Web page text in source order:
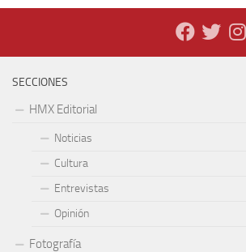
SECCIONES
HMX Editorial
Noticias
Cultura
Entrevistas
Opinión
Fotografía